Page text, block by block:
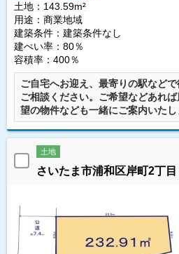
土地：143.59m²
用途：商業地域
建築条件： 建築条件なし
建ぺい率：80％
容積率：400％
ご自宅へお迎え、最寄りの駅など
ご相談ください。ご希望などあれ
望の物件なども一緒にご案内いたし
土地
さいたま市浦和区岸町2丁目